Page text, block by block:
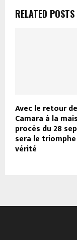
RELATED POSTS
Avec le retour
Camara à la
procès du 28
sera le
vérité